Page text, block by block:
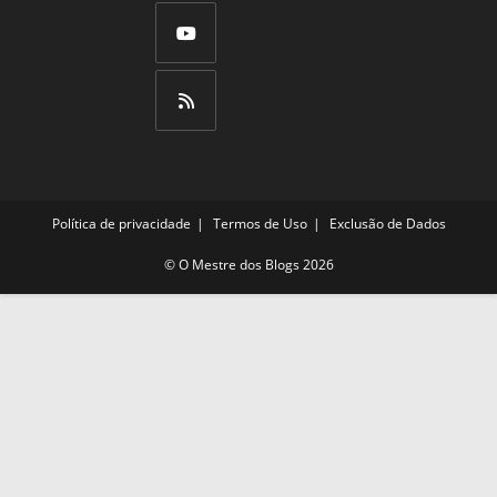
nova
Abre
em
uma
nova
Abre
uma
nova
aba
Política de privacidade Termos de Uso Exclusão de Dados
©O Mestre dos Blogs2026